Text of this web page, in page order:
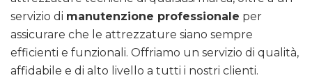
servizio di manutenzione professionale per
assicurare che le attrezzature siano sempre
efficienti e funzionali. Offriamo un servizio di qualità,
affidabile e di alto livello a tutti i nostri clienti.